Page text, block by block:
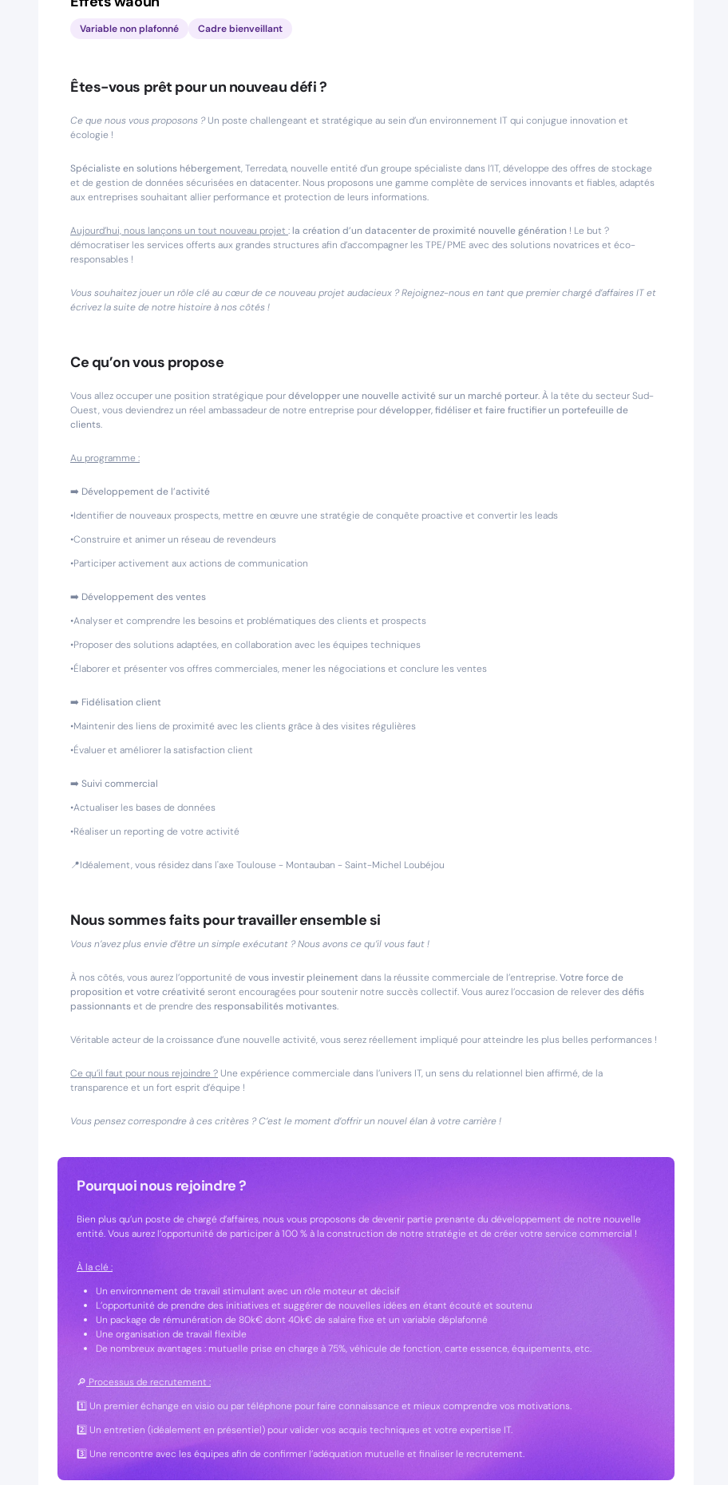
Variable non plafonné Cadre bienveillant
Êtes-vous prêt pour un nouveau défi ?
Ce que nous vous proposons ?Un poste challengeant et stratégique au sein d’un environnement IT qui conjugue innovation et
écologie !
Spécialiste en solutions hébergement, Terredata, nouvelle entité d’un groupe spécialiste dans l’IT, développe des offres de stockage
et de gestion de données sécurisées en datacenter. Nous proposons une gamme complète de services innovants et fiables, adaptés
aux entreprises souhaitant allier performance et protection de leurs informations.
Aujourd’hui, nous lançons un tout nouveau projet : la création d’un datacenter de proximité nouvelle génération ! Le but ?
démocratiser les services offerts aux grandes structures afin d’accompagner les TPE/PME avec des solutions novatrices et éco-
responsables !
Vous souhaitez jouer un rôle clé au cœur de ce nouveau projet audacieux ? Rejoignez-nous en tant que premier chargé d’affaires IT et
écrivez la suite de notre histoire à nos côtés !
Ce qu’on vous propose
Vous allez occuper une position stratégique pourdévelopper une nouvelle activité sur un marché porteur. À la tête du secteur Sud-
Ouest, vous deviendrez un réel ambassadeur de notre entreprise pourdévelopper, fidéliser et faire fructifier un portefeuille de
clients.
Au programme :
➡️ Développement de l’activité
•Identifier de nouveaux prospects, mettre en œuvre une stratégie de conquête proactive et convertir les leads
•Construire et animer un réseau de revendeurs
•Participer activement aux actions de communication
➡️ Développement des ventes
•Analyser et comprendre les besoins et problématiques des clients et prospects
•Proposer des solutions adaptées, en collaboration avec les équipes techniques
•Élaborer et présenter vos offres commerciales, mener les négociations et conclure les ventes
➡️ Fidélisation client
•Maintenir des liens de proximité avec les clients grâce à des visites régulières
•Évaluer et améliorer la satisfaction client
➡️ Suivi commercial
•Actualiser les bases de données
•Réaliser un reporting de votre activité
📍Idéalement, vous résidez dans l'axe Toulouse - Montauban - Saint-Michel Loubéjou
Nous sommes faits pour travailler ensemble si
Vous n’avez plus envie d’être un simple exécutant ? Nous avons ce qu’il vous faut !
À nos côtés, vous aurez l’opportunité de vous investir pleinement dans la réussite commerciale de l’entreprise.Votre force de
proposition et votre créativitéseront encouragées pour soutenir notre succès collectif. Vous aurez l’occasion de relever desdéfis
passionnantset de prendre des responsabilités motivantes.
Véritable acteur de la croissance d’une nouvelle activité, vous serez réellement impliqué pour atteindre les plus belles performances !
Ce qu’il faut pour nous rejoindre ? Une expérience commerciale dans l’univers IT, un sens du relationnel bien affirmé, de la
transparence et un fort esprit d’équipe !
Vous pensez correspondre à ces critères ? C’est le moment d’offrir un nouvel élan à votre carrière !
Pourquoi nous rejoindre ?
Bien plus qu’un poste de chargé d’affaires, nous vous proposons de devenir partie prenante du développement de notre nouvelle
entité. Vous aurez l’opportunité de participer à 100 % à la construction de notre stratégie et de créer votre service commercial !
À la clé :
Un environnement de travail stimulant avec un rôle moteur et décisif
L’opportunité de prendre des initiatives et suggérer de nouvelles idées en étant écouté et soutenu
Un package de rémunération de 80k€ dont 40k€ de salaire fixe et un variable déplafonné
Une organisation de travail flexible
De nombreux avantages : mutuelle prise en charge à 75%, véhicule de fonction, carte essence, équipements, etc.
🔎 Processus de recrutement :
1️⃣ Un premier échange en visio ou par téléphone pour faire connaissance et mieux comprendre vos motivations.
2️⃣ Un entretien (idéalement en présentiel) pour valider vos acquis techniques et votre expertise IT.
3️⃣ Une rencontre avec les équipes afin de confirmer l’adéquation mutuelle et finaliser le recrutement.